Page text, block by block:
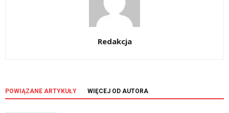
Redakcja
POWIĄZANE ARTYKUŁY WIĘCEJ OD AUTORA